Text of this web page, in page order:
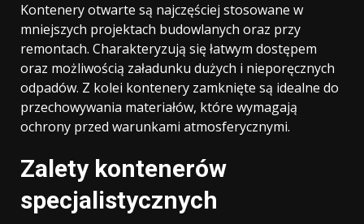
Kontenery otwarte są najczęściej stosowane w
mniejszych projektach budowlanych oraz przy
remontach. Charakteryzują się łatwym dostępem
oraz możliwością załadunku dużych i nieporęcznych
odpadów. Z kolei kontenery zamknięte są idealne do
przechowywania materiałów, które wymagają
ochrony przed warunkami atmosferycznymi.
Zalety kontenerów
specjalistycznych